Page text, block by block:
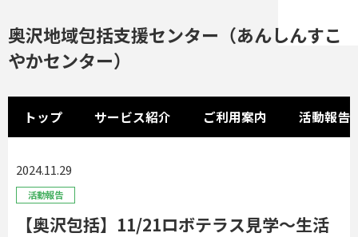
奥沢地域包括支援センター（あんしんすこ
やかセンター）
トップ サービス紹介 ご利用案内 活動報告
2024.11.29
活動報告
【奥沢包括】11/21ロボテラス見学～生活